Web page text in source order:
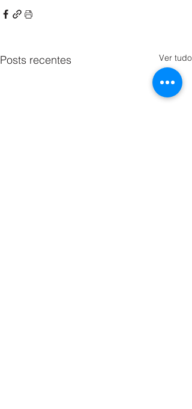
Posts recentes Ver tudo